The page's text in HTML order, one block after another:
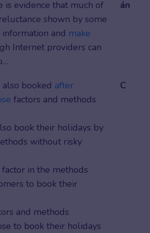
is evidence that much of
shown by some
information and make
Internet providers can
án
booked after
factors and methods
book their holidays by
without risky
factor in the methods
to book their
and methods
to book their holidays
C